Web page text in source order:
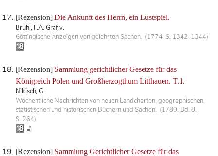
[Rezension] Die Ankunft des Herrn, ein Lustspiel.
Brühl, F.A. Graf v.
Göttingische Anzeigen von gelehrten Sachen. (1774, S. 1342-1344)
[Rezension] Sammlung gerichtlicher Gesetze für das
Königreich Polen und Großherzogthum Litthauen. T.1.
Nikisch, G.
Wöchentliche Nachrichten von neuen Landcharten, geographischen,
statistischen und historischen Büchern und Sachen. (1780, Bd. 8,
S. 264)
[Rezension] Sammlung Gerichtlicher Gesetze für das